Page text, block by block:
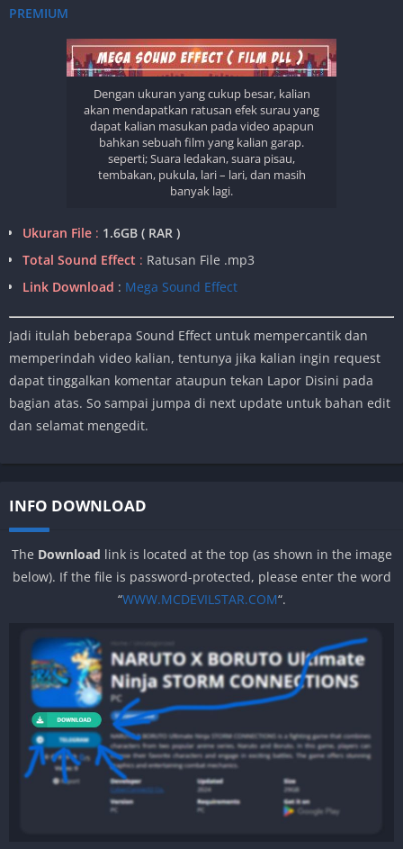
PREMIUM
Dengan ukuran yang cukup besar, kalian
akan mendapatkan ratusan efek surau yang
dapat kalian masukan pada video apapun
bahkan sebuah film yang kalian garap.
seperti; Suara ledakan, suara pisau,
tembakan, pukula, lari – lari, dan masih
banyak lagi.
Ukuran File : 1.6GB ( RAR )
Total Sound Effect : Ratusan File .mp3
Link Download : Mega Sound Effect
Jadi itulah beberapa Sound Effect untuk mempercantik dan
memperindah video kalian, tentunya jika kalian ingin request
dapat tinggalkan komentar ataupun tekan Lapor Disini pada
bagian atas. So sampai jumpa di next update untuk bahan edit
dan selamat mengedit.
INFO DOWNLOAD
The Download link is located at the top (as shown in the image
below). If the file is password-protected, please enter the word
“WWW.MCDEVILSTAR.COM“.